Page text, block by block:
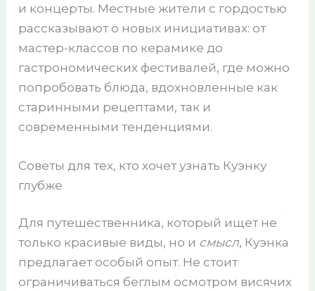
и концерты. Местные жители с гордостью
рассказывают о новых инициативах: от
мастер-классов по керамике до
гастрономических фестивалей, где можно
попробовать блюда, вдохновленные как
старинными рецептами, так и
современными тенденциями.
Советы для тех, кто хочет узнать Куэнку
глубже
Для путешественника, который ищет не
только красивые виды, но и смысл, Куэнка
предлагает особый опыт. Не стоит
ограничиваться беглым осмотром висячих